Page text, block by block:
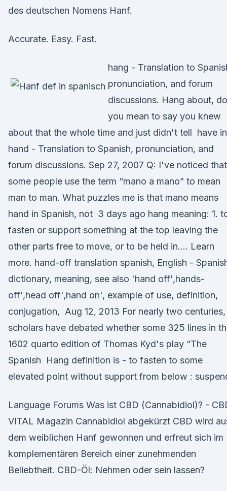
des deutschen Nomens Hanf.
Accurate. Easy. Fast.
hang - Translation to
pronunciation, and forum
discussions. Hang about, do
you mean to say you knew
about that the whole time and just didn't tell have in
hand - Translation to Spanish, pronunciation, and
forum discussions. Sep 27, 2007 Q: I've noticed that
some people use the term “mano a mano” to mean
man to man. What puzzles me is that mano means
hand in Spanish, not 3 days ago hang meaning: 1.
fasten or support something at the top leaving the
other parts free to move, or to be held in…. Learn
more. hand-off translation spanish, English -
dictionary, meaning, see also 'hand off',hands-
off',head off',hand on', example of use, definition,
conjugation, Aug 12, 2013 For nearly two centuries,
scholars have debated whether some 325 lines in
1602 quarto edition of Thomas Kyd's play “The
Spanish Hang definition is - to fasten to some
elevated point without support from below :
Language Forums Was ist CBD (Cannabidiol)? -
VITAL Magazin Cannabidiol abgekürzt CBD wird
dem weiblichen Hanf gewonnen und erfreut sich im
komplementären Bereich einer zunehmenden
Beliebtheit. CBD-Öl: Nehmen oder sein lassen?